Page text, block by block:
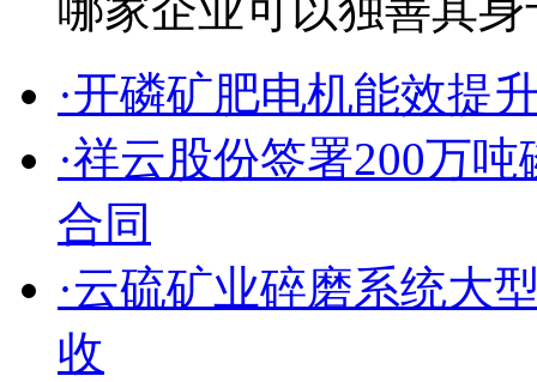
·开磷矿肥电机能效提
·祥云股份签署200万
合同
·云硫矿业碎磨系统大
收